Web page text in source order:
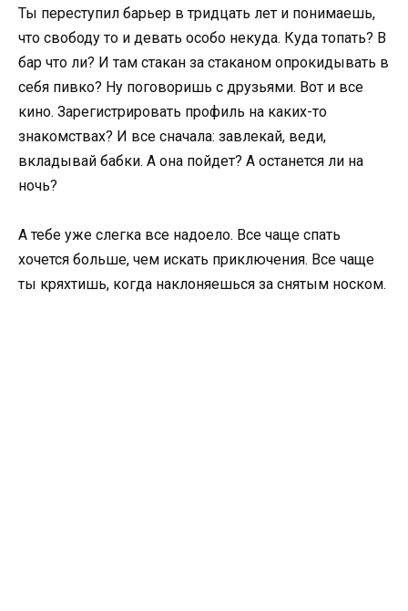
Ты переступил барьер в тридцать лет и понимаешь,
что свободу то и девать особо некуда. Куда топать? В
бар что ли? И там стакан за стаканом опрокидывать в
себя пивко? Ну поговоришь с друзьями. Вот и все
кино. Зарегистрировать профиль на каких-то
знакомствах? И все сначала: завлекай, веди,
вкладывай бабки. А она пойдет? А останется ли на
ночь?
А тебе уже слегка все надоело. Все чаще спать
хочется больше, чем искать приключения. Все чаще
ты кряхтишь, когда наклоняешься за снятым носком.